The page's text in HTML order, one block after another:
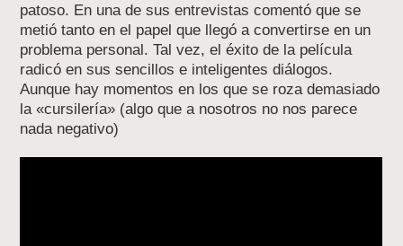
patoso. En una de sus entrevistas comentó que se
metió tanto en el papel que llegó a convertirse en un
problema personal. Tal vez, el éxito de la película
radicó en sus sencillos e inteligentes diálogos.
Aunque hay momentos en los que se roza demasiado
la «cursilería» (algo que a nosotros no nos parece
nada negativo)